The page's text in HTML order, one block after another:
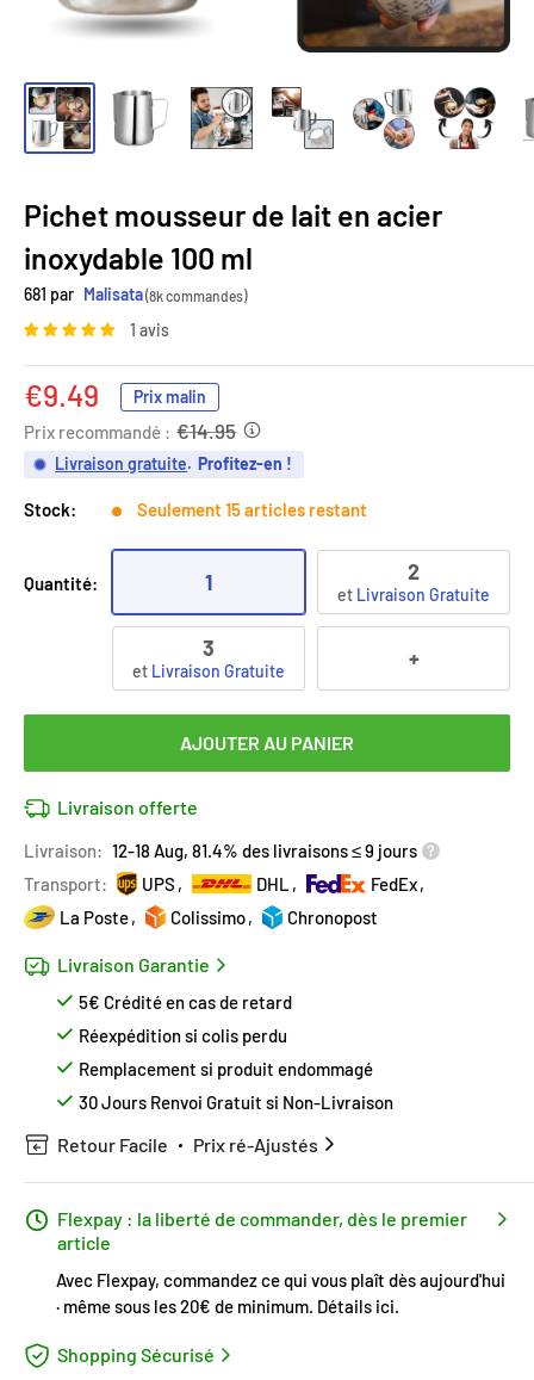
Pichet mousseur de lait en acier
inoxydable 100 ml
681 par Malisata(8k commandes)
1 avis
Prix
réduit
€9.49 Prix malin
Prix recommandé : €14.95
Livraison gratuite. Profitez-en !
Stock: Seulement 15 articles restant
Quantité: 1 2
et Livraison Gratuite
3
et Livraison Gratuite +
AJOUTER AU PANIER
Livraison offerte
Livraison: 12-18 Aug, 81.4% des livraisons ≤ 9 jours
Transport:
UPS DHL
FedEx
La Poste
Colissimo Chronopost
Livraison Garantie
5€ Crédité en cas de retard
Réexpédition si colis perdu
Remplacement si produit endommagé
30 Jours Renvoi Gratuit si Non-Livraison
Retour Facile Prix ré-Ajustés
Flexpay : la liberté de commander, dès le premier
article
Avec Flexpay, commandez ce qui vous plaît dès aujourd'hui
· même sous les 20€ de minimum. Détails ici.
Shopping Sécurisé